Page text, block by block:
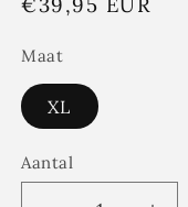
Maat
XL
Aantal
Aantal